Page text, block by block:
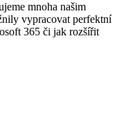
mnoha našim
vypracovat perfektní
365 či jak rozšířit